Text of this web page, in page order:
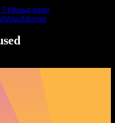
tõhusat nippi